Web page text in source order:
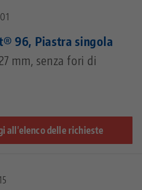
96, Piastra singola
mm, senza fori di
all'elenco delle richieste